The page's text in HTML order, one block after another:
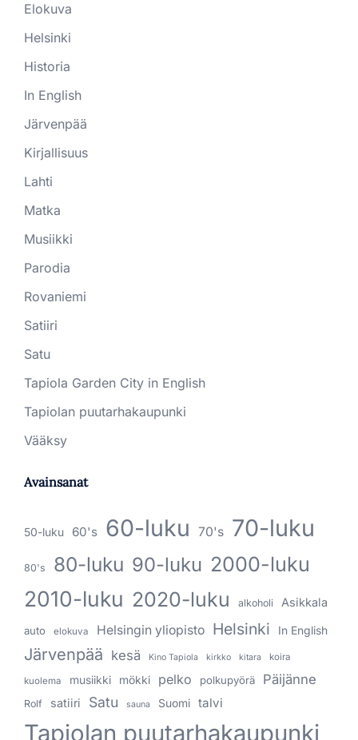
Elokuva
Helsinki
Historia
In English
Järvenpää
Kirjallisuus
Lahti
Matka
Musiikki
Parodia
Rovaniemi
Satiiri
Satu
Tapiola Garden City in English
Tapiolan puutarhakaupunki
Vääksy
Avainsanat
50-luku 60's 60-luku 70's 70-luku
80's 80-luku 90-luku 2000-luku
2010-luku 2020-luku alkoholi Asikkala
auto elokuva Helsingin yliopisto Helsinki In English
Järvenpää kesä Kino Tapiola kirkko kitara koira
kuolema musiikki mökki pelko polkupyörä Päijänne
Rolf satiiri Satu sauna Suomi talvi
Tapiolan puutarhakaupunki